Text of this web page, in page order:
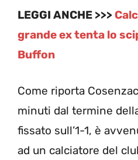
LEGGI ANCHE >>>
grande ex tenta lo
Buffon
Come riporta
minuti dal termine
fissato sull’1-1, è
ad un calciatore del